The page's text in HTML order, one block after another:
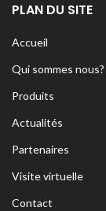
PLAN DU SITE
Accueil
Qui sommes nous?
Produits
Actualités
Partenaires
Visite virtuelle
Contact